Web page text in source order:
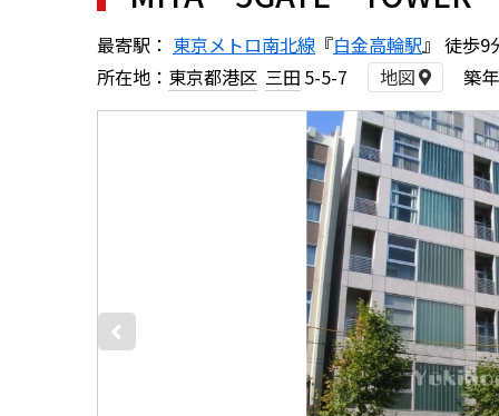
最寄駅： 東京メトロ南北線 『白金高輪駅』 徒歩9
所在地： 東京都港区 三田 5-5-7 地図 築